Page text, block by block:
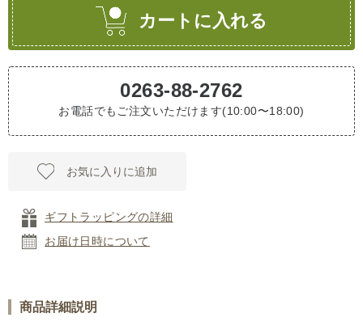
カートに入れる
0263-88-2762
お電話でもご注文いただけます(10:00〜18:00)
お気に入りに追加
ギフトラッピングの詳細
お届け日時について
商品詳細説明